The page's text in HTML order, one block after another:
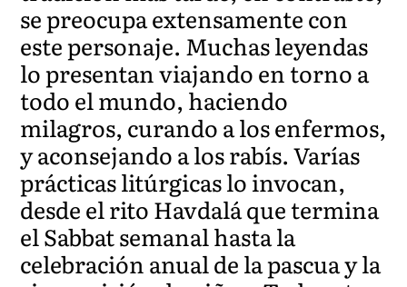
se preocupa extensamente con
este personaje. Muchas leyendas
lo presentan viajando en torno a
todo el mundo, haciendo
milagros, curando a los enfermos,
y aconsejando a los rabís. Varías
prácticas litúrgicas lo invocan,
desde el rito Havdalá que termina
el Sabbat semanal hasta la
celebración anual de la pascua y la